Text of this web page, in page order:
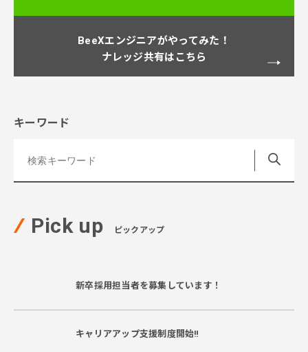
BeeXエンジニアがやってみた！
ナレッジ共有はこちら
キーワード
Pick up ピックアップ
新卒採用担当者を募集しています！
キャリアアップ支援制度開始‼